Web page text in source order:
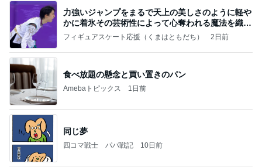
力強いジャンプをまるで天上の美しさのように軽や
かに着氷その芸術性によって心奪われる魔法を織り
なす
フィギュアスケート応援（くまはともだち） 2日前
食べ放題の懸念と買い置きのパン
Amebaトピックス 1日前
同じ夢
四コマ戦士 パパ戦記 10日前